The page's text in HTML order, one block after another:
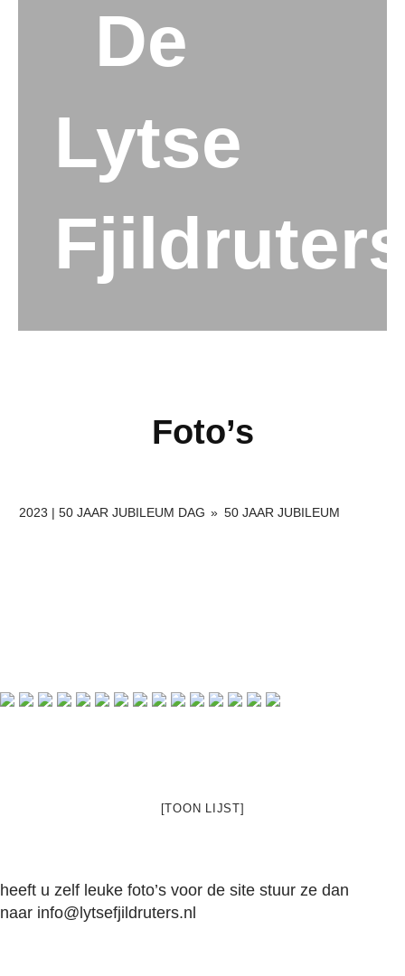
De
Lytse
Foto’s
2023 | 50 JAAR JUBILEUM DAG » 50 JAAR JUBILEUM
[TOON LIJST]
heeft u zelf leuke foto’s voor de site stuur ze dan
naar info@lytsefjildruters.nl